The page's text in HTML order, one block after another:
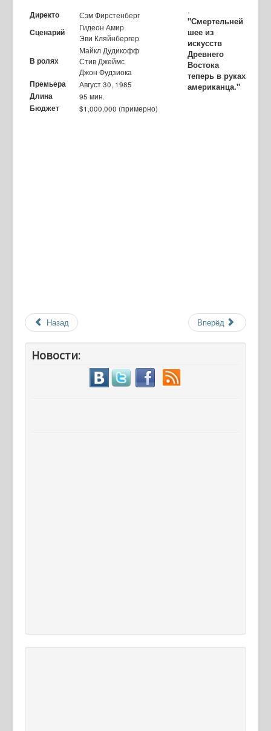
.
Директо Сэм Фирстенберг
Сценарий
Гидеон Амир
Эви Кляйнбергер
В ролях
Майкл Дудикофф
Стив Джеймс
Джон Фудзиока
Премьера Август 30, 1985
Длина 95 мин.
Бюджет $1,000,000 (примерно)
"Смертельней
шее из
искусств
Древнего
Востока
теперь в руках
американца."
Назад Вперёд
Новости: